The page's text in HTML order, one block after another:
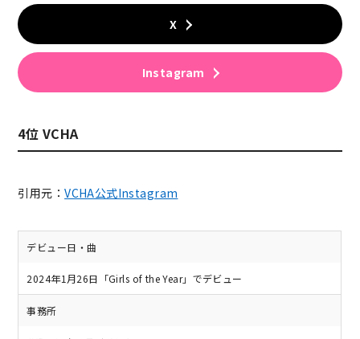
X
Instagram
4位 VCHA
引用元：VCHA公式Instagram
デビュー日・曲
2024年1月26日「Girls of the Year」でデビュー
事務所